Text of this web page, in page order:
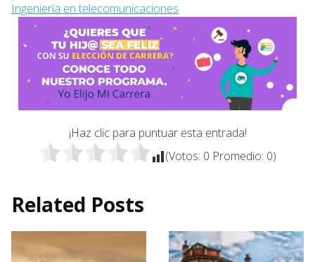
Ingeniería en telecomunicaciones
¡Haz clic para puntuar esta entrada!
(Votos: 0 Promedio: 0)
Related Posts